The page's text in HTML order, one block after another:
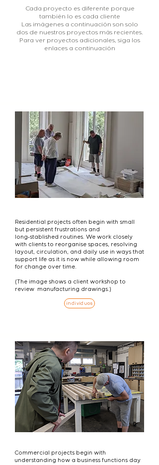
Cada proyecto es diferente porque
también lo es cada cliente
Las imágenes a continuación son solo
dos de nuestros proyectos más recientes.
Para ver proyectos adicionales, siga los
enlaces a continuación
Residential projects often begin with small
but persistent frustrations and
long‑stablished routines. We work closely
with clients to reorganise spaces, resolving
layout, circulation, and daily use in ways that
support life as it is now while allowing room
for change over time.
(The image shows a client workshop to
review manufacturing drawings.)
individuos
Commercial projects begin with
understanding how a business functions day